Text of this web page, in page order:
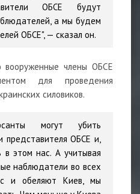
ОБСЕ будут
а мы будем
ОБСЕ", — сказал он.
вооруженные члены ОБСЕ
для проведения
силовиков.
могут убить
ОБСЕ и,
в этом нас. А учитывая
наблюдатели во всех
и обеляют Киев, мы